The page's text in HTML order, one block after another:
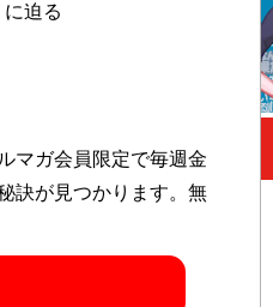
迫る
マガ会員限定で毎週金
訣が見つかります。無